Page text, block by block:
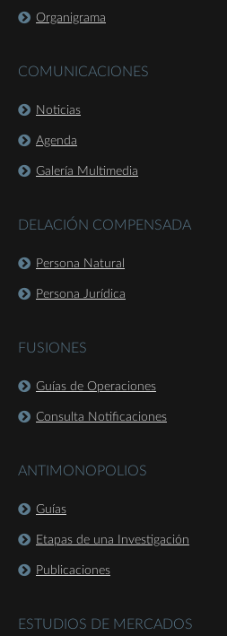
Organigrama
COMUNICACIONES
Noticias
Agenda
Galería Multimedia
DELACIÓN COMPENSADA
Persona Natural
Persona Jurídica
FUSIONES
Guías de Operaciones
Consulta Notificaciones
ANTIMONOPOLIOS
Guías
Etapas de una Investigación
Publicaciones
ESTUDIOS DE MERCADOS